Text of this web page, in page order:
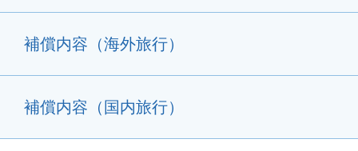
補償内容（海外旅行）
補償内容（国内旅行）